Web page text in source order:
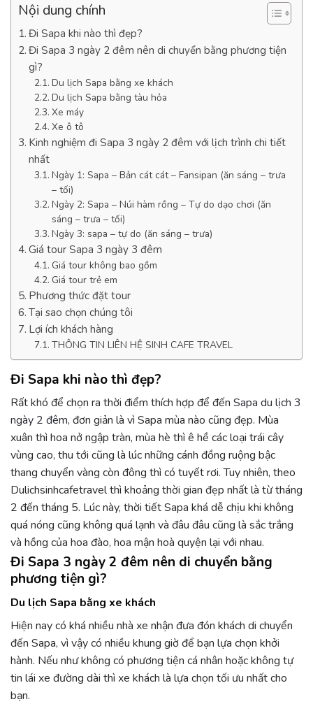
Nội dung chính
Đi Sapa khi nào thì đẹp?
Đi Sapa 3 ngày 2 đêm nên di chuyển bằng phương tiện
gì?
Du lịch Sapa bằng xe khách
Du lịch Sapa bằng tàu hỏa
Xe máy
Xe ô tô
Kinh nghiệm đi Sapa 3 ngày 2 đêm với lịch trình chi tiết
nhất
Ngày 1: Sapa – Bản cát cát – Fansipan (ăn sáng – trưa
– tối)
Ngày 2: Sapa – Núi hàm rồng – Tự do dạo chơi (ăn
sáng – trưa – tối)
Ngày 3: sapa – tự do (ăn sáng – trưa)
Giá tour Sapa 3 ngày 3 đêm
Giá tour không bao gồm
Giá tour trẻ em
Phương thức đặt tour
Tại sao chọn chúng tôi
Lợi ích khách hàng
THÔNG TIN LIÊN HỆ SINH CAFE TRAVEL
Đi Sapa khi nào thì đẹp?
Rất khó để chọn ra thời điểm thích hợp để đến Sapa du lịch 3
ngày 2 đêm, đơn giản là vì Sapa mùa nào cũng đẹp. Mùa
xuân thì hoa nở ngập tràn, mùa hè thì ê hề các loại trái cây
vùng cao, thu tới cũng là lúc những cánh đồng ruộng bậc
thang chuyển vàng còn đông thì có tuyết rơi. Tuy nhiên, theo
Dulichsinhcafetravel thì khoảng thời gian đẹp nhất là từ tháng
2 đến tháng 5. Lúc này, thời tiết Sapa khá dễ chịu khi không
quá nóng cũng không quá lạnh và đâu đâu cũng là sắc trắng
và hồng của hoa đào, hoa mận hoà quyện lại với nhau.
Đi Sapa 3 ngày 2 đêm nên di chuyển bằng
phương tiện gì?
Du lịch Sapa bằng xe khách
Hiện nay có khá nhiều nhà xe nhận đưa đón khách di chuyển
đến Sapa, vì vậy có nhiều khung giờ để bạn lựa chọn khởi
hành. Nếu như không có phương tiện cá nhân hoặc không tự
tin lái xe đường dài thì xe khách là lựa chọn tối ưu nhất cho
bạn.